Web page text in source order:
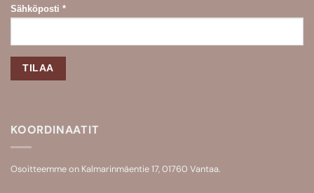
Sähköposti *
KOORDINAATIT
Osoitteemme on Kalmarinmäentie 17, 01760 Vantaa.